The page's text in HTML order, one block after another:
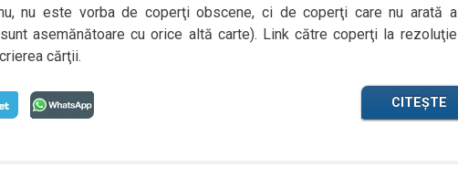
nu este vorba de coperţi obscene, ci de coperţi care nu arată a
asemănătoare cu orice altă carte). Link către coperţi la rezoluţie
cărţii.
CITEȘTE